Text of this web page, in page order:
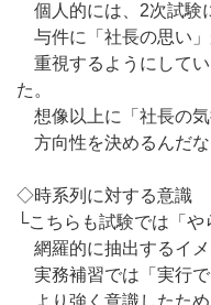
個人的には、2次試験
与件に「社長の思い
重視するようにして
た。
想像以上に「社長の
方向性を決めるんだな
◇時系列に対する意識
└こちらも試験では「
網羅的に抽出するイ
実務補習では「実行